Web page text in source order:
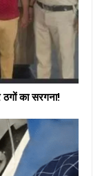
का सरगना!